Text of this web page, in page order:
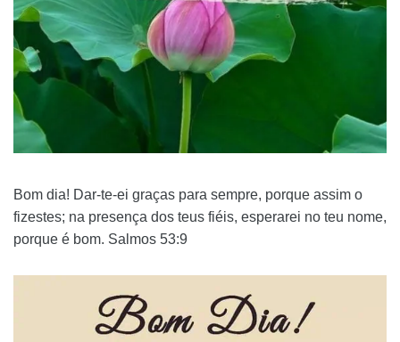
Bom dia! Dar-te-ei graças para sempre, porque assim o
fizestes; na presença dos teus fiéis, esperarei no teu nome,
porque é bom. Salmos 53:9